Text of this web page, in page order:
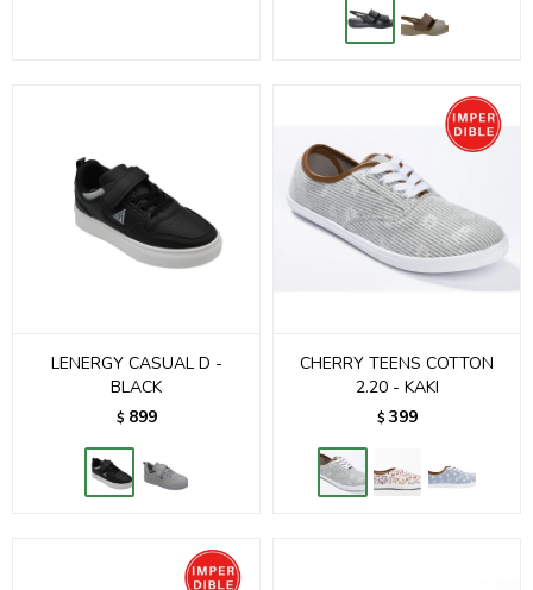
LENERGY CASUAL D -
BLACK
$ 899
CHERRY TEENS COTTON
2.20 - KAKI
$ 399